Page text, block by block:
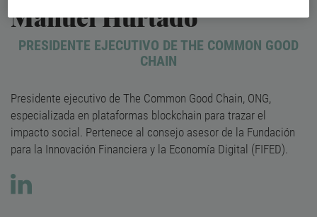
Manuel Hurtado
PRESIDENTE EJECUTIVO DE THE COMMON GOOD
CHAIN
Presidente ejecutivo de The Common Good Chain, ONG,
especializada en plataformas blockchain para trazar el
impacto social. Pertenece al consejo asesor de la Fundación
para la Innovación Financiera y la Economía Digital (FIFED).